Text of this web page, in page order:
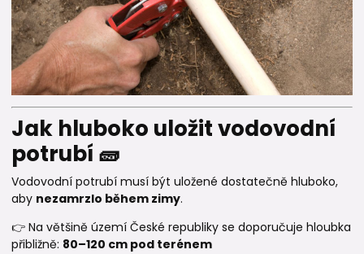
Jak hluboko uložit vodovodní
potrubí 🧱
Vodovodní potrubí musí být uložené dostatečně hluboko,
aby nezamrzlo během zimy.
👉 Na většině území České republiky se doporučuje hloubka
přibližně: 80–120 cm pod terénem